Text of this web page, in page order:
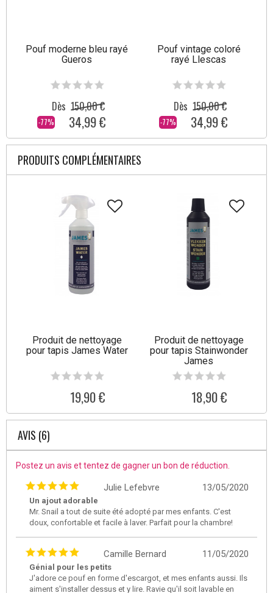
Pouf moderne bleu rayé
Gueros
-77%
Dès 150,00 €
34,99 €
Pouf vintage coloré
rayé Llescas
-77%
Dès 150,00 €
34,99 €
PRODUITS COMPLÉMENTAIRES
Produit de nettoyage
pour tapis James Water
19,90 €
Produit de nettoyage
pour tapis Stainwonder
James
18,90 €
AVIS (6)
Postez un avis et tentez de gagner un bon de réduction.
13/05/2020
Julie Lefebvre
Un ajout adorable
Mr. Snail a tout de suite été adopté par mes enfants. C'est
doux, confortable et facile à laver. Parfait pour la chambre!
11/05/2020
Camille Bernard
Génial pour les petits
J'adore ce pouf en forme d'escargot, et mes enfants aussi. Ils
aiment s'installer dessus et y lire. Ravie qu'il soit lavable en